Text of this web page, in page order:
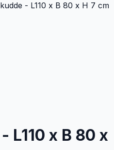
- L110 x B 80 x H 7 cm
L110 x B 80 x